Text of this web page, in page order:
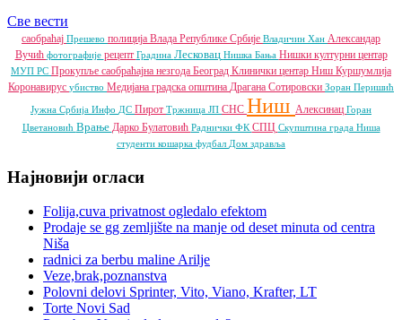
Све вести
саобраћај Прешево полиција Влада Републике Србије Владичин Хан Александар
Вучић фотографије рецепт Градина Лесковац Нишка Бања Нишки културни центар
МУП РС Прокупље саобраћајна незгода Београд Клинички центар Ниш Куршумлија
Коронавирус убиство Медијана градска општина Драгана Сотировски Зоран Перишић
Јужна Србија Инфо ДС Пирот Тржница ЈП СНС Ниш Алексинац Горан
Цветановић Врање Дарко Булатовић Раднички ФК СПЦ Скупштина града Ниша
студенти кошарка фудбал Дом здравља
Најновији огласи
Folija,cuva privatnost ogledalo efektom
Prodaje se gg zemljište na manje od deset minuta od centra
Niša
radnici za berbu maline Arilje
Veze,brak,poznanstva
Polovni delovi Sprinter, Vito, Viano, Krafter, LT
Torte Novi Sad